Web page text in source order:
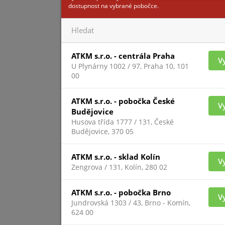
MODULE
dostupnost na vybrané pobočce.
ATKM s.r.o. - centrála Praha
U Plynárny 1002 / 97, Praha 10, 101
00
ATKM s.r.o. - pobočka České
Budějovice
Husova třída 1777 / 131, České
Budějovice, 370 05
ATKM s.r.o. - sklad Kolín
Zengrova / 131, Kolín, 280 02
ATKM s.r.o. - pobočka Brno
Jundrovská 1303 / 43, Brno - Komín,
624 00